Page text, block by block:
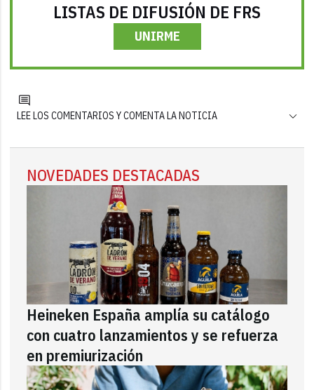
LISTAS DE DIFUSIÓN DE FRS
UNIRME
LEE LOS COMENTARIOS Y COMENTA LA NOTICIA
NOVEDADES DESTACADAS
Heineken España amplía su catálogo
con cuatro lanzamientos y se refuerza
en premiurización